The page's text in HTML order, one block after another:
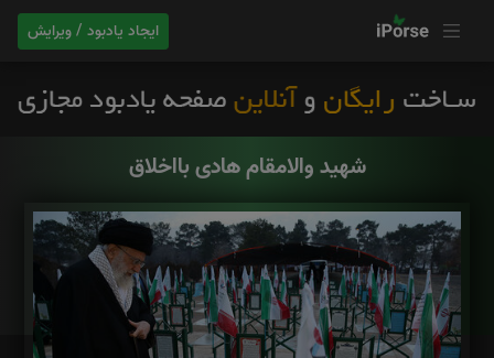
ایجاد یادبود / ویرایش
شهید والامقام هادی بااخلاق